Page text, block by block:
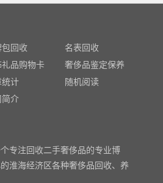
包回收
名表回收
品购物卡
奢侈品鉴定保养
计
随机阅读
简介
专注回收二手奢侈品的专业博
淮海经济区各种奢侈品回收、养